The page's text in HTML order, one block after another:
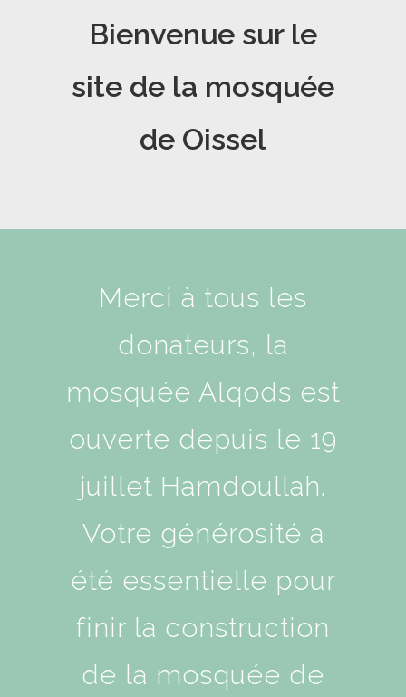
Bienvenue sur le
site de la mosquée
de Oissel
Merci à tous les
donateurs, la
mosquée Alqods est
ouverte depuis le 19
juillet Hamdoullah.
Votre générosité a
été essentielle pour
finir la construction
de la mosquée de